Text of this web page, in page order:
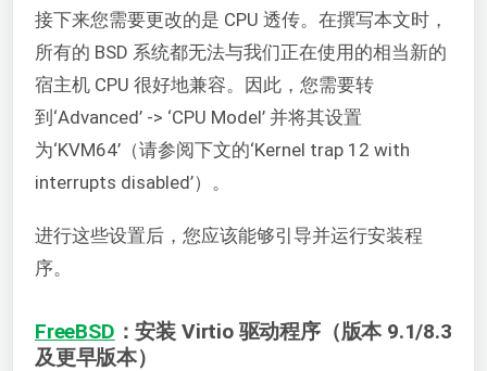
接下来您需要更改的是 CPU 透传。在撰写本文时，
所有的 BSD 系统都无法与我们正在使用的相当新的
宿主机 CPU 很好地兼容。因此，您需要转
到‘Advanced’ -> ‘CPU Model’ 并将其设置
为‘KVM64’（请参阅下文的‘Kernel trap 12 with
interrupts disabled’）。
进行这些设置后，您应该能够引导并运行安装程
序。
FreeBSD ：安装 Virtio 驱动程序（版本 9.1/8.3
及更早版本）